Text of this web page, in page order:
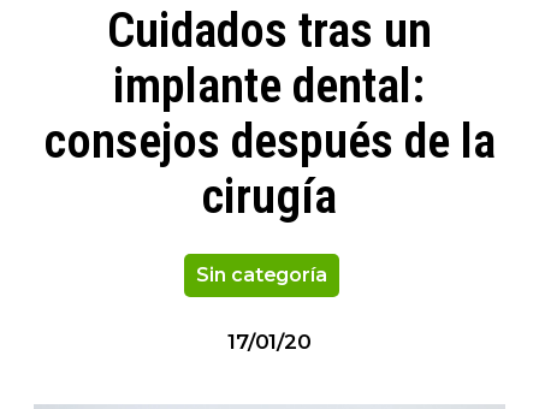
Cuidados tras un
implante dental:
consejos después de la
cirugía
Sin categoría
17/01/20